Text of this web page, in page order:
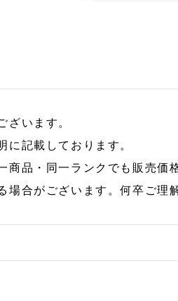
ざいます。
に記載しております。
品・同一ランクでも販売価
合がございます。何卒ご理